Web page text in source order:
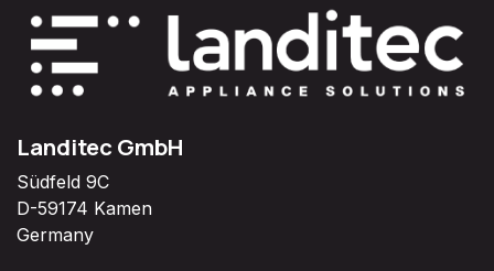
Landitec GmbH
Südfeld 9C
D-59174 Kamen
Germany